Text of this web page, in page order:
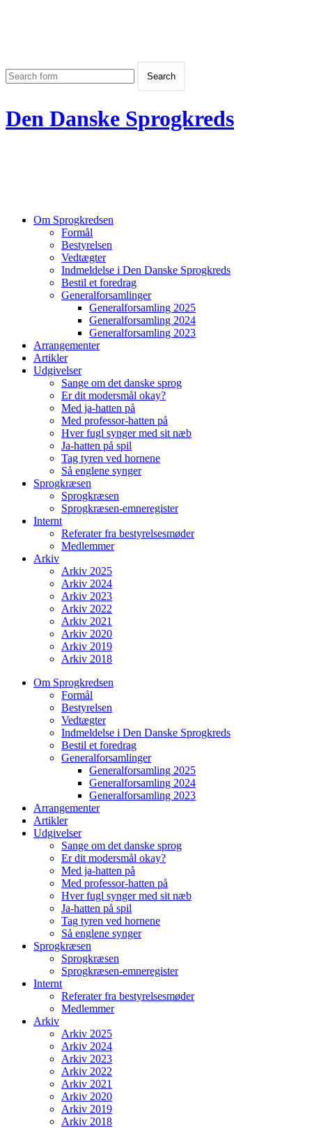
Den Danske Sprogkreds
Om Sprogkredsen
Formål
Bestyrelsen
Vedtægter
Indmeldelse i Den Danske Sprogkreds
Bestil et foredrag
Generalforsamlinger
Generalforsamling 2025
Generalforsamling 2024
Generalforsamling 2023
Arrangementer
Artikler
Udgivelser
Sange om det danske sprog
Er dit modersmål okay?
Med ja-hatten på
Med professor-hatten på
Hver fugl synger med sit næb
Ja-hatten på spil
Tag tyren ved hornene
Så englene synger
Sprogkræsen
Sprogkræsen
Sprogkræsen-emneregister
Internt
Referater fra bestyrelsesmøder
Medlemmer
Arkiv
Arkiv 2025
Arkiv 2024
Arkiv 2023
Arkiv 2022
Arkiv 2021
Arkiv 2020
Arkiv 2019
Arkiv 2018
Om Sprogkredsen
Formål
Bestyrelsen
Vedtægter
Indmeldelse i Den Danske Sprogkreds
Bestil et foredrag
Generalforsamlinger
Generalforsamling 2025
Generalforsamling 2024
Generalforsamling 2023
Arrangementer
Artikler
Udgivelser
Sange om det danske sprog
Er dit modersmål okay?
Med ja-hatten på
Med professor-hatten på
Hver fugl synger med sit næb
Ja-hatten på spil
Tag tyren ved hornene
Så englene synger
Sprogkræsen
Sprogkræsen
Sprogkræsen-emneregister
Internt
Referater fra bestyrelsesmøder
Medlemmer
Arkiv
Arkiv 2025
Arkiv 2024
Arkiv 2023
Arkiv 2022
Arkiv 2021
Arkiv 2020
Arkiv 2019
Arkiv 2018